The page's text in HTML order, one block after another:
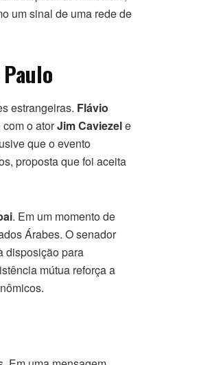
um sinal de uma rede de
estrangeiras. Flávio
com o atorJim Caviezele
que o evento
proposta que foi aceita
. Em um momento de
Árabes. O senador
disposição para
mútua reforça a